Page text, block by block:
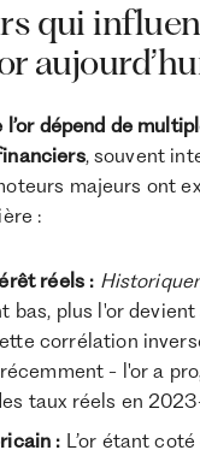
qui
l’or dépend de
, souvent
majeurs ont
:
réels :
bas, plus l'or
corrélation
- l'or a
taux réels en
: L’or étant